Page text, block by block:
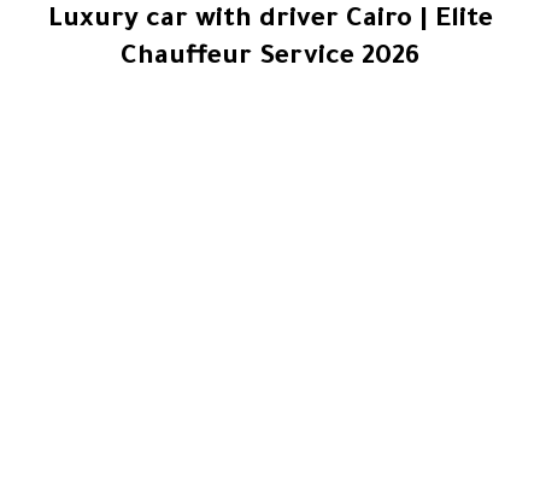
Luxury car with driver Cairo | Elite
Chauffeur Service 2026